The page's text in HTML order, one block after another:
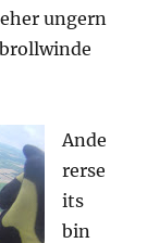
ungern
Ande
rerse
its
bin